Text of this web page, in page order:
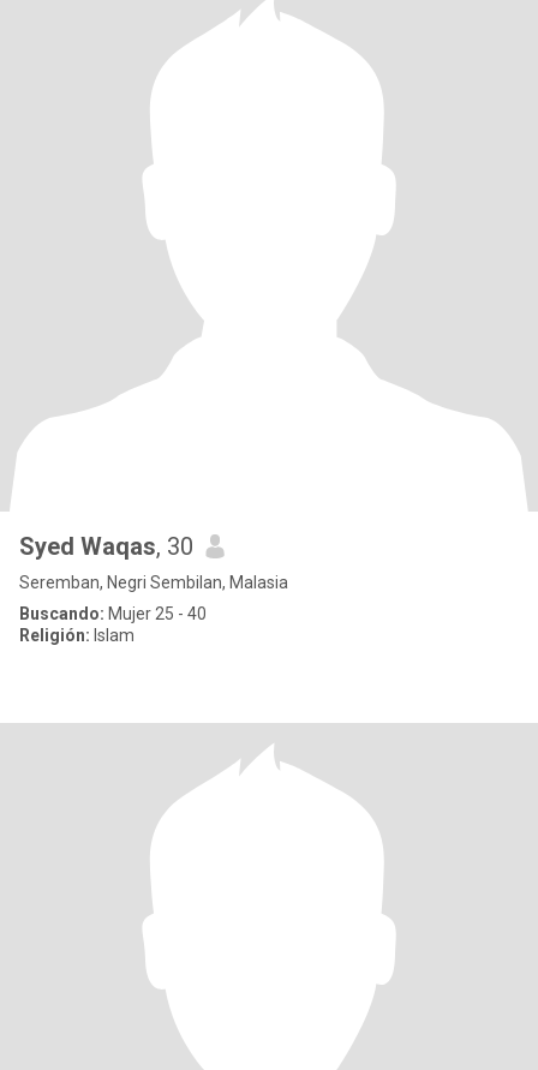
Syed Waqas, 30
Seremban, Negri Sembilan, Malasia
Buscando: Mujer 25 - 40
Religión: Islam